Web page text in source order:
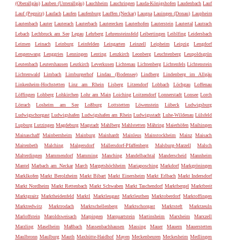
(Oberallgäu) Lauben (Unterallgäu) Lauchheim Lauchringen Lauda-Königshofen Laudenbach Lauf
Lauf (Pegnitz) Laufach Laufen Laufenburg Lauffen (Neckar) Laugna Lauingen (Donau) Laupheim
Lautenbach Lauter Lauterach Lauterbach Lauterecken Lauterhofen Lauterstein Lautertal Lautrach
Lebach Lechbruck am See Legau Lehrberg Lehrensteinsfeld Leibertingen Leiblfing Leidersbach
Leimen
Leinach Leinburg Leinfelden Leingarten Leinzell Leipheim Leipzig
Lengdorf
Lengenwang Lenggries Lenningen Lenting Lenzkirch Leonberg Leuchtenberg Leupoldsgrün
Leutenbach Leutershausen Leutkirch Leverkusen Lichtenau Lichtenberg Lichtenfels Lichtenstein
Lichtenwald
Limbach Limburgerhof Lindau (Bodensee) Lindberg
Lindenberg im Allgäu
Linkenheim-Hochstetten
Linz am Rhein Lisberg Litzendorf Lobbach Löchgau
Loffenau
Löffingen Lohberg Lohkirchen Lohr am Main Loiching Loitzendorf Lonnerstadt Lonsee Lorch
Lörrach
Losheim am See Loßburg Lottstetten Löwenstein Lübeck
Ludwigsburg
Ludwigschorgast Ludwigshafen Ludwigshafen am Rhein Ludwigsstadt Luhe-Wildenau Lülsfeld
Lupburg Lutzingen Magdeburg Magstadt Mahlberg Mahlstetten Mähring Maierhöfen Maihingen
Mainaschaff Mainbernheim Mainburg Mainhardt Mainleus Mainstockheim Mainz Maisach
Maitenbeth
Malching Malgersdorf Mallersdorf-Pfaffenberg Malsburg-Marzell
Malsch
Malterdingen
Mammendorf Mamming Manching Mandelbachtal Manderscheid
Mannheim
Mantel Marbach am Neckar March Margetshöchheim Mariaposching Markdorf Markgröningen
Marklkofen Markt Berolzheim Markt Bibart Markt Einersheim Markt Erlbach Markt Indersdorf
Markt Nordheim Markt Rettenbach Markt Schwaben Markt Taschendorf Marktbergel Marktbreit
Marktgraitz Marktheidenfeld Marktl Marktleugast Marktleuthen Marktoberdorf Marktoffingen
Marktredwitz
Marktrodach Marktschellenberg Marktschorgast Marktsteft
Marktzeuln
Marloffstein
Maroldsweisach Marpingen Marquartstein Martinsheim Marxheim
Marxzell
Marzling
Maselheim Maßbach Massenbachhausen Massing Mauer Mauern
Mauerstetten
Maulbronn Maulburg Mauth Maxhütte-Haidhof Mayen Meckenbeuren Meckesheim Medlingen